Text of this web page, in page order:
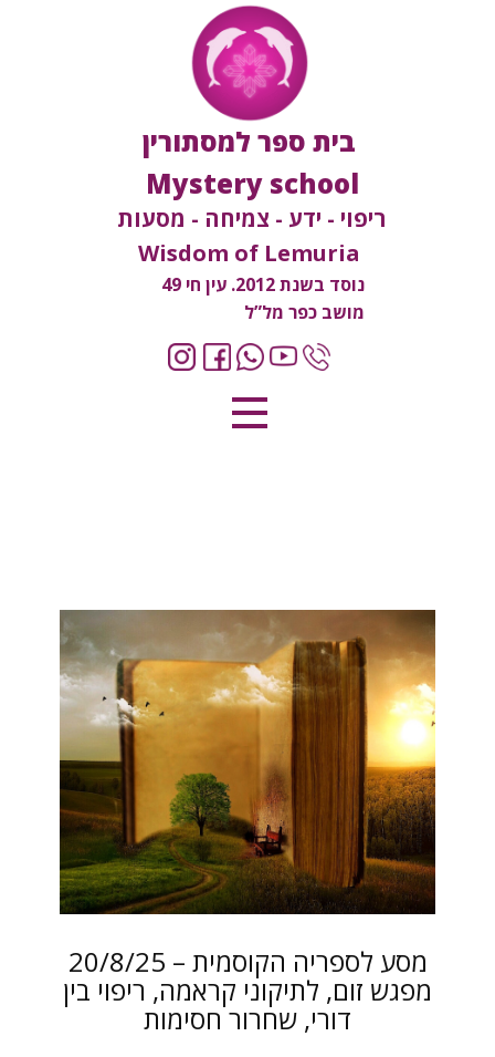
בית ספר למסתורין
Mystery school
ריפוי - ידע - צמיחה - מסעות
Wisdom of Lemuria
נוסד בשנת 2012. עין חי 49
מושב כפר מל”ל
20/8/25 מסע לספריה הקוסמית –
מפגש זום, לתיקוני קראמה, ריפוי בין
דורי, שחרור חסימות